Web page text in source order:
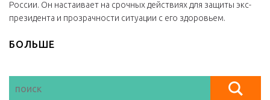
России. Он настаивает на срочных действиях для защиты экс-
президента и прозрачности ситуации с его здоровьем.
БОЛЬШЕ